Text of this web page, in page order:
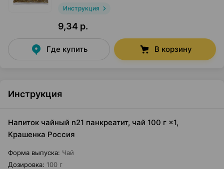
Инструкция
9,34 р.
Где купить В корзину
Инструкция
Напиток чайный n21 панкреатит, чай 100 г ×1,
Крашенка Россия
Форма выпуска: Чай
Дозировка: 100 г